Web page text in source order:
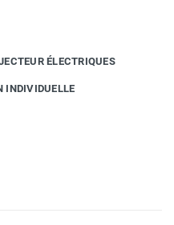
ÉLECTRIQUES
INDIVIDUELLE